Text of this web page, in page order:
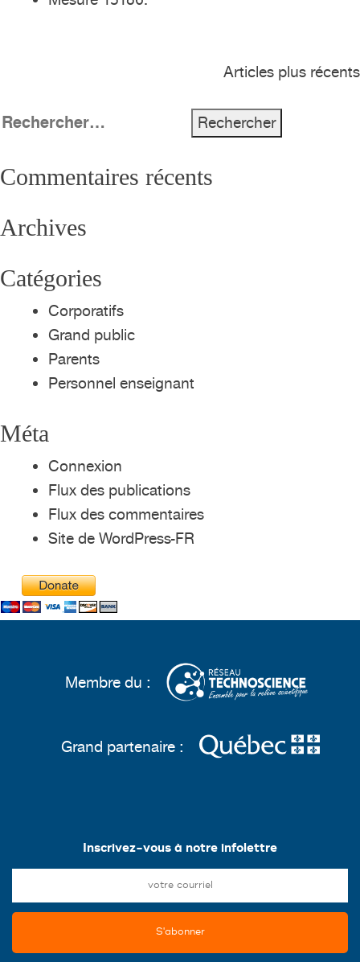
articles
Articles plus récents
Rechercher :
Commentaires récents
Archives
Catégories
Corporatifs
Grand public
Parents
Personnel enseignant
Méta
Connexion
Flux des publications
Flux des commentaires
Site de WordPress-FR
Membre du :
Grand partenaire :
Inscrivez-vous à notre infolettre